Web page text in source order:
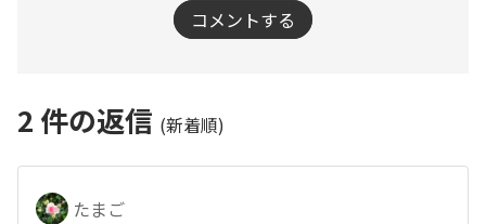
コメントする
2 件の返信 (新着順)
たまご